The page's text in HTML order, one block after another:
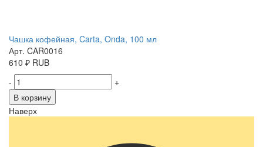
Чашка кофейная, Carta, Onda, 100 мл
Арт. CAR0016
610 ₽ RUB
-
+
В корзину
Наверх